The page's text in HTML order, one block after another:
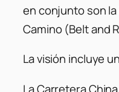
en conjunto son
Camino (Belt and
La visión incluye